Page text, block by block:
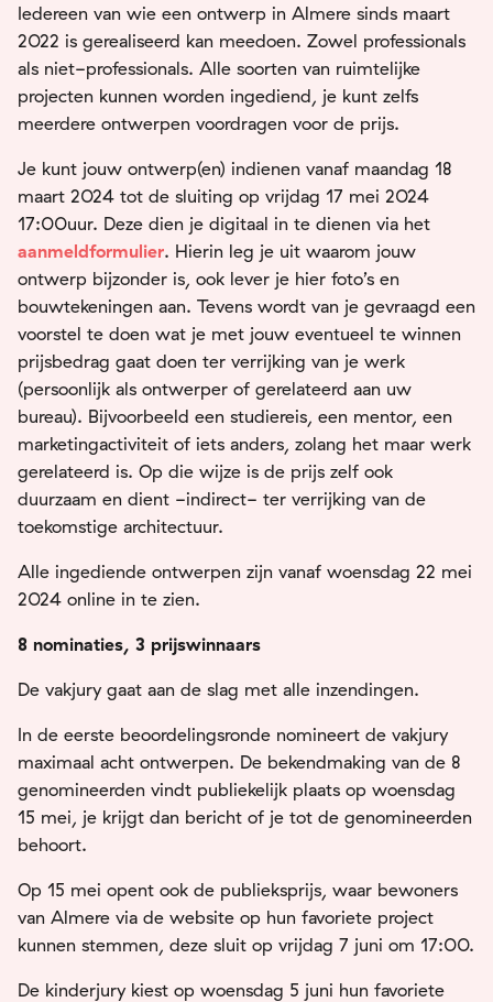
Iedereen van wie een ontwerp in Almere sinds maart
2022 is gerealiseerd kan meedoen. Zowel professionals
als niet-professionals. Alle soorten van ruimtelijke
projecten kunnen worden ingediend, je kunt zelfs
meerdere ontwerpen voordragen voor de prijs.
Je kunt jouw ontwerp(en) indienen vanaf maandag 18
maart 2024 tot de sluiting op vrijdag 17 mei 2024
17:00uur. Deze dien je digitaal in te dienen via het
aanmeldformulier. Hierin leg je uit waarom jouw
ontwerp bijzonder is, ook lever je hier foto’s en
bouwtekeningen aan. Tevens wordt van je gevraagd een
voorstel te doen wat je met jouw eventueel te winnen
prijsbedrag gaat doen ter verrijking van je werk
(persoonlijk als ontwerper of gerelateerd aan uw
bureau). Bijvoorbeeld een studiereis, een mentor, een
marketingactiviteit of iets anders, zolang het maar werk
gerelateerd is. Op die wijze is de prijs zelf ook
duurzaam en dient -indirect- ter verrijking van de
toekomstige architectuur.
Alle ingediende ontwerpen zijn vanaf woensdag 22 mei
2024 online in te zien.
8 nominaties, 3 prijswinnaars
De vakjury gaat aan de slag met alle inzendingen.
In de eerste beoordelingsronde nomineert de vakjury
maximaal acht ontwerpen. De bekendmaking van de 8
genomineerden vindt publiekelijk plaats op woensdag
15 mei, je krijgt dan bericht of je tot de genomineerden
behoort.
Op 15 mei opent ook de publieksprijs, waar bewoners
van Almere via de website op hun favoriete project
kunnen stemmen, deze sluit op vrijdag 7 juni om 17:00.
De kinderjury kiest op woensdag 5 juni hun favoriete